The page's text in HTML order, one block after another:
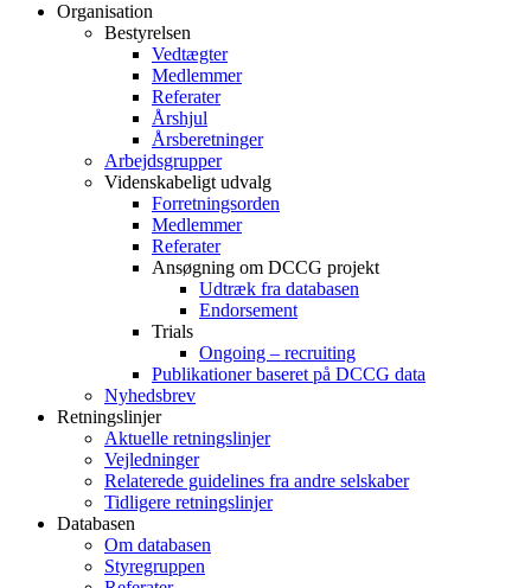
Organisation
Bestyrelsen
Vedtægter
Medlemmer
Referater
Årshjul
Årsberetninger
Arbejdsgrupper
Videnskabeligt udvalg
Forretningsorden
Medlemmer
Referater
Ansøgning om DCCG projekt
Udtræk fra databasen
Endorsement
Trials
Ongoing – recruiting
Publikationer baseret på DCCG data
Nyhedsbrev
Retningslinjer
Aktuelle retningslinjer
Vejledninger
Relaterede guidelines fra andre selskaber
Tidligere retningslinjer
Databasen
Om databasen
Styregruppen